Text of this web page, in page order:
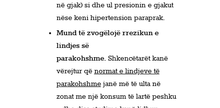
në gjak) si dhe ul presionin e gjakut
nëse keni hipertension paraprak.
Mund të zvogëlojë rrezikun e
lindjes së
parakohshme. Shkencëtarët kanë
vërejtur që normat e lindjeve të
parakohshmejanë më të ulta në
zonat me një konsum të lartë peshku